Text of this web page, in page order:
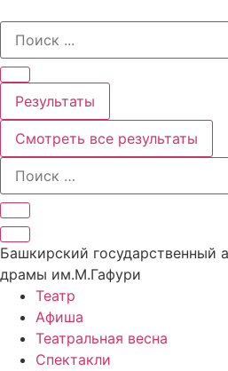
содержимому
Search
Результаты
Смотреть все результаты
Башкирский государственный
драмы им.М.Гафури
Театр
Афиша
Театральная весна
Спектакли